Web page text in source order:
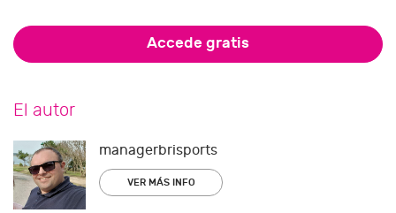
Accede gratis
El autor
managerbrisports
VER MÁS INFO